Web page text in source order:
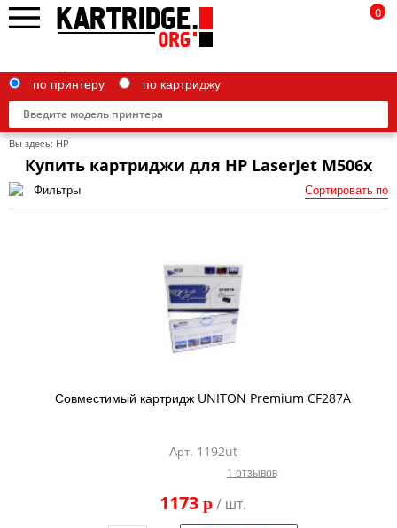
Kodak
по принтеру по картриджу
0
Вы здесь: HP
Купить картриджи для HP LaserJet M506x
Фильтры Сортировать по
Совместимый картридж UNITON Premium CF287A
Арт. 1192ut
1 отзывов
1173 p/ шт.